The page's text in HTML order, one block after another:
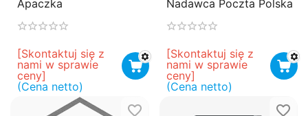
Apaczka
[Skontaktuj się z
nami w sprawie
ceny]
(Cena netto)
Nadawca Poczta Polska
[Skontaktuj się z
nami w sprawie
ceny]
(Cena netto)